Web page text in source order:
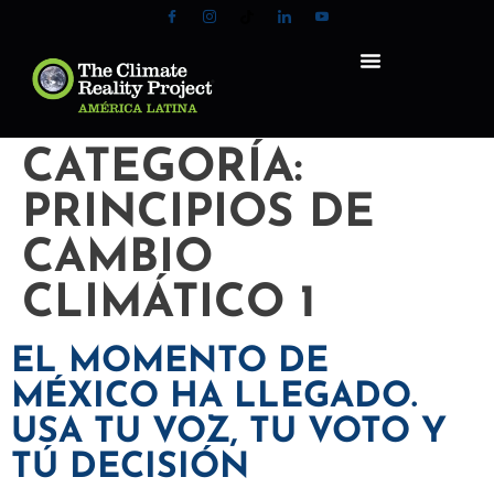
CATEGORÍA:
PRINCIPIOS DE
CAMBIO
CLIMÁTICO 1
EL MOMENTO DE
MÉXICO HA LLEGADO.
USA TU VOZ, TU VOTO Y
TÚ DECISIÓN